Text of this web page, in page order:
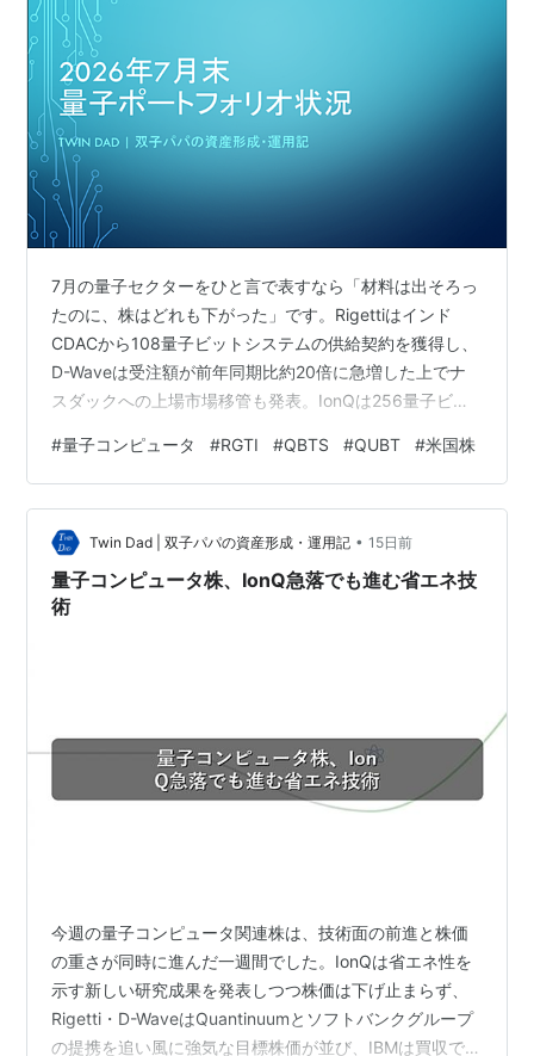
7月の量子セクターをひと言で表すなら「材料は出そろっ
たのに、株はどれも下がった」です。Rigettiはインド
CDACから108量子ビットシステムの供給契約を獲得し、
D-Waveは受注額が前年同期比約20倍に急増した上でナ
スダックへの上場市場移管も発表。IonQは256量子ビッ
た。それでも保有4銘柄の株価は軒並み下落しており、6
月に続き「材料は良いのに株が下がる」を今月もしっか
り味わいました。 中でも一番の下げ役はIonQでした。
QuantumBaselとの共同研究でAI処理のエネルギー効率を
示す成果を発表するなど話題性は豊富だったのですが、
月半ば…
#量子コンピュータ #RGTI #QBTS #QUBT #米国株
Twin Dad | 双子パパの資産形成・運用記 • 15日前
量子コンピュータ株、IonQ急落でも進む省エネ技
術
今週の量子コンピュータ関連株は、技術面の前進と株価
の重さが同時に進んだ一週間でした。IonQは省エネ性を
示す新しい研究成果を発表しつつ株価は下げ止まらず、
Rigetti・D-WaveはQuantinuumとソフトバンクグループ
の提携を追い風に強気な目標株価が並び、IBMは買収で量